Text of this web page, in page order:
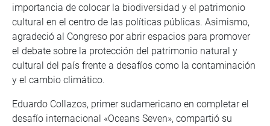
importancia de colocar la biodiversidad y el patrimonio
cultural en el centro de las políticas públicas. Asimismo,
agradeció al Congreso por abrir espacios para promover
el debate sobre la protección del patrimonio natural y
cultural del país frente a desafíos como la contaminación
y el cambio climático.
Eduardo Collazos, primer sudamericano en completar el
desafío internacional «Oceans Seven», compartió su